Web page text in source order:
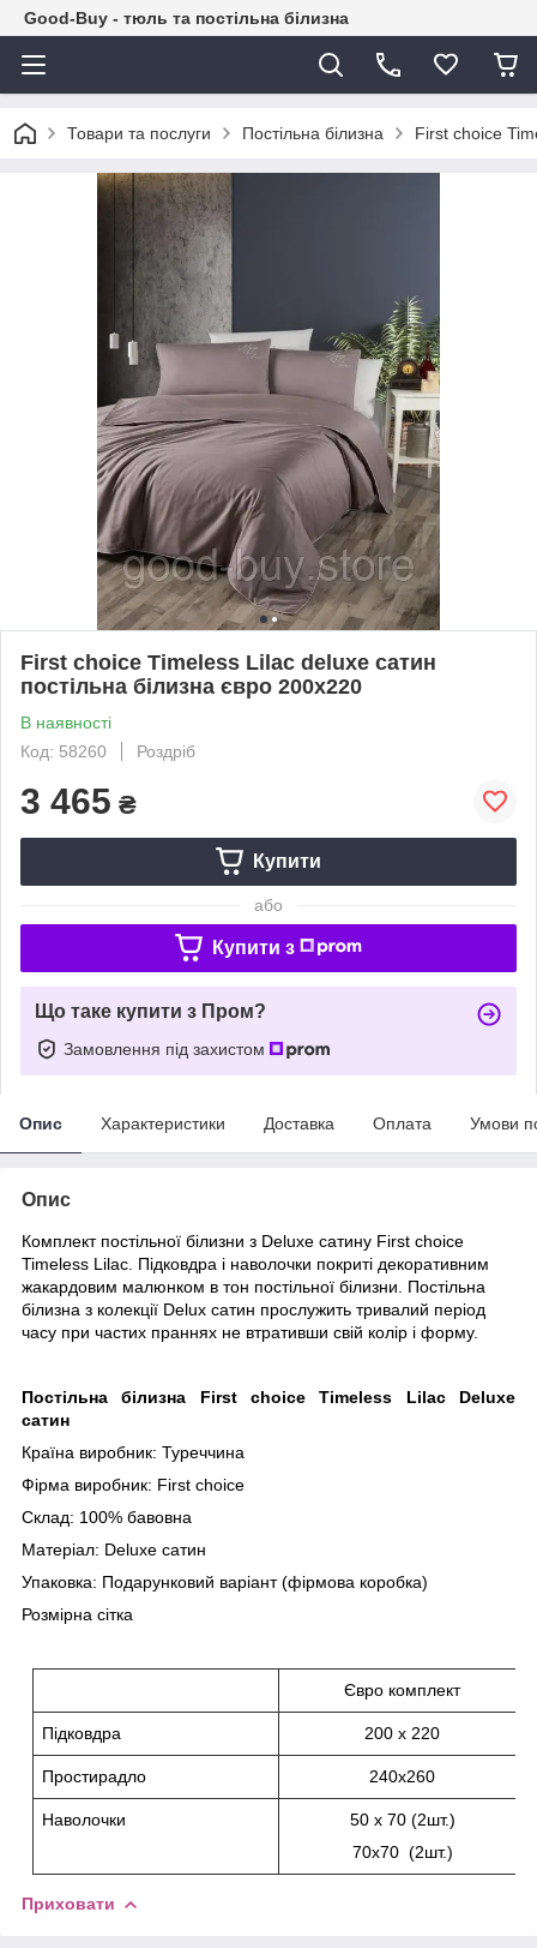
Good-Buy - тюль та постільна білизна
Товари та послуги Постільна білизна First choice
First choice Timeless Lilac deluxe сатин
постільна білизна євро 200х220
В наявності
Код: 58260
Роздріб
3 465 ₴
Купити
або
Купити з
Що таке купити з Пром?
Замовлення під захистом
Опис Характеристики Доставка Оплата Умови
Опис
Комплект постільної білизни з Deluxe сатину First choice
Timeless Lilac. Підковдра і наволочки покриті декоративним
жакардовим малюнком в тон постільної білизни. Постільна
білизна з колекції Delux сатин прослужить тривалий період
часу при частих праннях не втративши свій колір і форму.
Постільна білизна First choice Timeless Lilac Deluxe
сатин
Країна виробник: Туреччина
Фірма виробник: First choice
Склад: 100% бавовна
Матеріал: Deluxe сатин
Упаковка: Подарунковий варіант (фірмова коробка)
Розмірна сітка
Євро комплект
Підковдра 200 х 220
Простирадло 240х260
Наволочки 50 х 70 (2шт.)
70х70 (2шт.)
Приховати